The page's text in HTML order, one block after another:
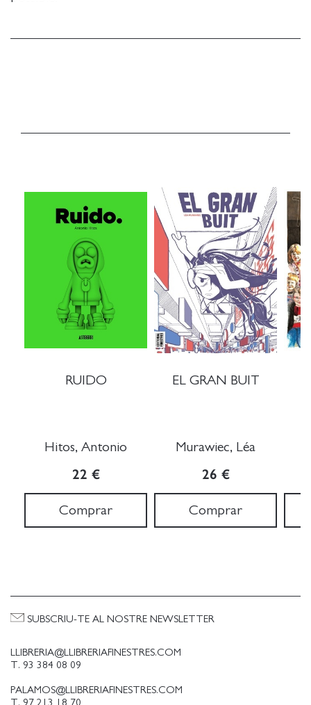
RUIDO
Hitos, Antonio
22 €
Comprar
EL GRAN BUIT
Murawiec, Léa
26 €
Comprar
LLIBRERIA@LLIBRERIAFINESTRES.COM
T. 93 384 08 09
PALAMOS@LLIBRERIAFINESTRES.COM
T. 97 213 18 70
SUBSCRIU-TE AL NOSTRE NEWSLETTER